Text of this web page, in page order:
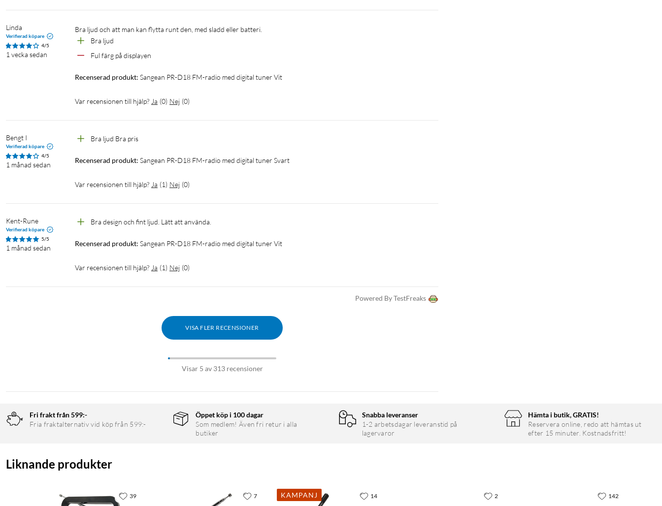
Linda
Verifierad köpare
4/5
1 vecka sedan
Bra ljud och att man kan flytta runt den, med sladd eller batteri.
Bra ljud
Ful färg på displayen
Recenserad produkt: Sangean PR-D18 FM-radio med digital tuner Vit
Var recensionen till hjälp? Ja (0) Nej (0)
Bengt I
Verifierad köpare
4/5
1 månad sedan
Bra ljud Bra pris
Recenserad produkt: Sangean PR-D18 FM-radio med digital tuner Svart
Var recensionen till hjälp? Ja (1) Nej (0)
Kent-Rune
Verifierad köpare
5/5
1 månad sedan
Bra design och fint ljud. Lätt att använda.
Recenserad produkt: Sangean PR-D18 FM-radio med digital tuner Vit
Var recensionen till hjälp? Ja (1) Nej (0)
Powered By TestFreaks
VISA FLER RECENSIONER
Visar 5 av 313 recensioner
Fri frakt från 599:-
Fria fraktalternativ vid köp från 599:-
Öppet köp i 100 dagar
Som medlem! Även fri retur i alla
butiker
Snabba leveranser
1-2 arbetsdagar leveranstid på
lagervaror
Hämta i butik, GRATIS!
Reservera online, redo att hämtas ut
efter 15 minuter. Kostnadsfritt!
Liknande produkter
39 7 KAMPANJ 14 2 142